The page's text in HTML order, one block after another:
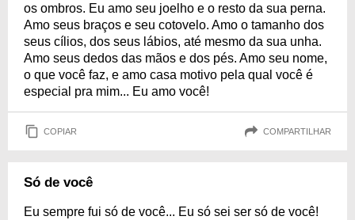
os ombros. Eu amo seu joelho e o resto da sua perna.
Amo seus braços e seu cotovelo. Amo o tamanho dos
seus cílios, dos seus lábios, até mesmo da sua unha.
Amo seus dedos das mãos e dos pés. Amo seu nome,
o que você faz, e amo casa motivo pela qual você é
especial pra mim... Eu amo você!
COPIAR COMPARTILHAR
Só de você
Eu sempre fui só de você... Eu só sei ser só de você!